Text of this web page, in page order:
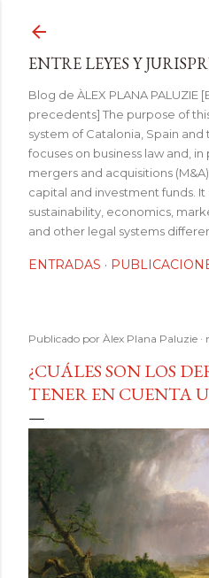
ENTRE LEYES Y
Blog de ÀLEX PLANA PALUZIE
precedents] The purpose of
system of Catalonia, Spain and
focuses on business law and,
mergers and acquisitions
capital and investment funds.
sustainability, economics,
and other legal systems
ENTRADAS
Publicado por Àlex Plana Paluzie
¿CUÁLES SON LOS
TENER EN CUENTA